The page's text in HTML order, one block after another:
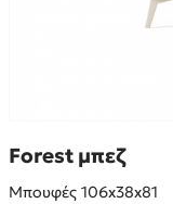
Forest μπεζ
Μπουφές 106x38x81